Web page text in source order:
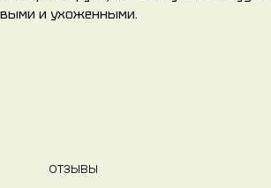
и ухоженными.
отзывы